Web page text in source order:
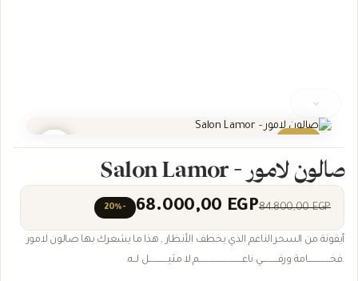
صالون لامور - Salon Lamor
84.800,00EGP
68.000,00 EGP
-20%
أيقونة من السحر الناعم الذي يخطف الأنظار , هذا ما يشعرك بها صالون لامور
.فخــــــــــــــــامة ورقــــــــــــي ناعـــــــــــــــــــــــــــــــم لا مثيــــــــــــــل لــه.